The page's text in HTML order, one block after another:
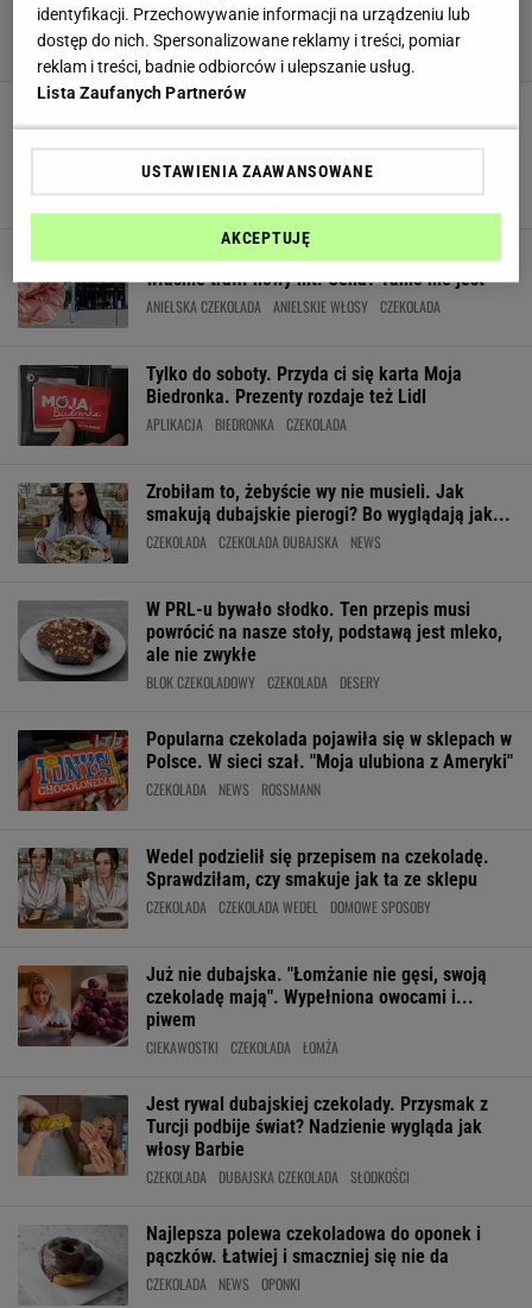
Sklepowy się nie umywa. Tak zrobisz najlepszy
krem do kanapek. 5 składników i 5 minut
roboty
BANANY CZEKOLADA KREM
Zapomnij o dubajskiej czekoladzie. Do Lidla
właśnie trafił nowy hit. Cena? Tanio nie jest
ANIELSKA CZEKOLADA ANIELSKIE WŁOSY CZEKOLADA
Tylko do soboty. Przyda ci się karta Moja
Biedronka. Prezenty rozdaje też Lidl
APLIKACJA BIEDRONKA CZEKOLADA
Zrobiłam to, żebyście wy nie musieli. Jak
smakują dubajskie pierogi? Bo wyglądają jak...
CZEKOLADA CZEKOLADA DUBAJSKA NEWS
W PRL-u bywało słodko. Ten przepis musi
powrócić na nasze stoły, podstawą jest mleko,
ale nie zwykłe
BLOK CZEKOLADOWY CZEKOLADA DESERY
Popularna czekolada pojawiła się w sklepach w
Polsce. W sieci szał. "Moja ulubiona z Ameryki"
CZEKOLADA NEWS ROSSMANN
Wedel podzielił się przepisem na czekoladę.
Sprawdziłam, czy smakuje jak ta ze sklepu
CZEKOLADA CZEKOLADA WEDEL DOMOWE SPOSOBY
Już nie dubajska. "Łomżanie nie gęsi, swoją
czekoladę mają". Wypełniona owocami i...
piwem
CIEKAWOSTKI CZEKOLADA ŁOMŻA
Jest rywal dubajskiej czekolady. Przysmak z
Turcji podbije świat? Nadzienie wygląda jak
włosy Barbie
CZEKOLADA DUBAJSKA CZEKOLADA SŁODKOŚCI
Najlepsza polewa czekoladowa do oponek i
pączków. Łatwiej i smaczniej się nie da
CZEKOLADA NEWS OPONKI
identyfikacji. Przechowywanie informacji na urządzeniu lub
dostęp do nich. Spersonalizowane reklamy i treści, pomiar
reklam i treści, badnie odbiorców i ulepszanie usług.
Lista Zaufanych Partnerów
USTAWIENIA ZAAWANSOWANE
AKCEPTUJĘ